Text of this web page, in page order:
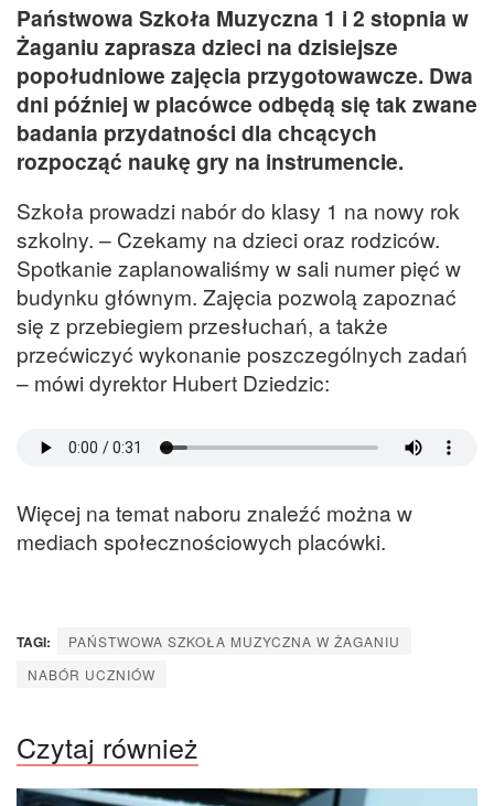
Państwowa Szkoła Muzyczna 1 i 2 stopnia w
Żaganiu zaprasza dzieci na dzisiejsze
popołudniowe zajęcia przygotowawcze. Dwa
dni później w placówce odbędą się tak zwane
badania przydatności dla chcących
rozpocząć naukę gry na instrumencie.
Szkoła prowadzi nabór do klasy 1 na nowy rok
szkolny. – Czekamy na dzieci oraz rodziców.
Spotkanie zaplanowaliśmy w sali numer pięć w
budynku głównym. Zajęcia pozwolą zapoznać
się z przebiegiem przesłuchań, a także
przećwiczyć wykonanie poszczególnych zadań
– mówi dyrektor Hubert Dziedzic:
Więcej na temat naboru znaleźć można w
mediach społecznościowych placówki.
TAGI:
PAŃSTWOWA SZKOŁA MUZYCZNA W ŻAGANIU
NABÓR UCZNIÓW
Czytaj również